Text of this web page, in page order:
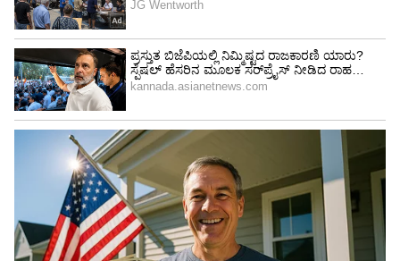
Image Credit :Asianet News
ಕನ್ಯಾ ರಾಶಿ
ಕನ್ಯಾ ರಾಶಿಯವರು ತಮ್ಮ ವೃತ್ತಿಜೀವನದಿಂದ ಲಾಭ
ಪಡೆಯಬಹುದು. ಇದು ಉದ್ಯೋಗಿಗಳು ಮತ್ತು
ಉದ್ಯಮಿಗಳಿಬ್ಬರಿಗೂ ಒಳ್ಳೆಯ ಸಮಯವಾಗಿರುತ್ತದೆ.
ಬುಧಾದಿತ್ಯ ರಾಜ್ಯಯೋಗದ ಪ್ರಭಾವವು ನಿಮಗೆ ಯಶಸ್ಸನ್ನು
ತರುತ್ತದೆ. ಹೊಸ ಯೋಜನೆಯಲ್ಲಿ ಕೆಲಸ ಮಾಡಲು ನಿಮಗೆ
ಅವಕಾಶ ಸಿಗುತ್ತದೆ. ಇದನ್ನೂ ಓದಿ - ನಿಮ್ಮ ಸಂಬಂಧಗಳನ್ನು
ಬಲಪಡಿಸಲು, ನಿಮ್ಮ ಸಂಬಂಧಗಳಲ್ಲಿ ಸೇರಿರುವ